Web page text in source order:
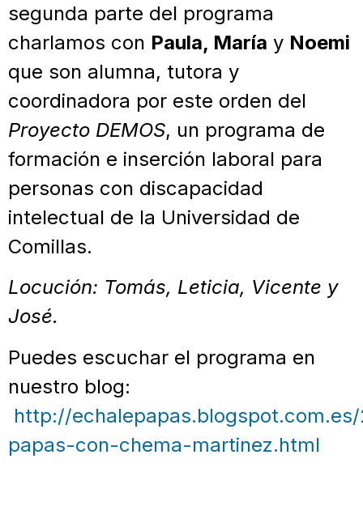
segunda parte del programa
charlamos con Paula, María y Noemi
que son alumna, tutora y
coordinadora por este orden del
Proyecto DEMOS, un programa de
formación e inserción laboral para
personas con discapacidad
intelectual de la Universidad de
Comillas.
Locución: Tomás, Leticia, Vicente y
José.
Puedes escuchar el programa en
nuestro blog:
http://
papas-con-chema-martinez.html